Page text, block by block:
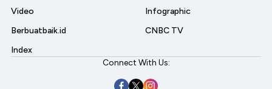
Video
Berbuatbaik.id
Index
Infographic
CNBC TV
Connect With Us: